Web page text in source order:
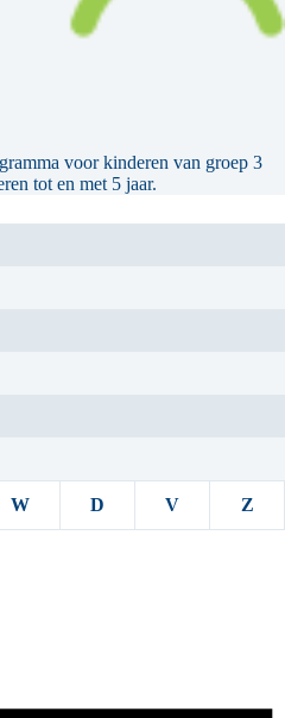
voor kinderen van groep 3
tot en met 5 jaar.
Wwoensdag
D donderdag
Vvrijdag Z